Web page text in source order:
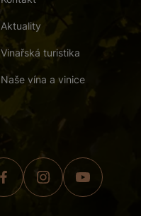
Aktuality
Vinařská turistika
Naše vína a vinice